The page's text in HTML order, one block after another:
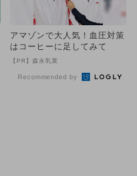
アマゾンで大人気！血圧対策
はコーヒーに足してみて
【PR】森永乳業
Recommended by